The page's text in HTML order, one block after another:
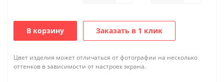
В корзину Заказать в 1 клик
Цвет изделия может отличаться от фотографии на несколько
оттенков в зависимости от настроек экрана.